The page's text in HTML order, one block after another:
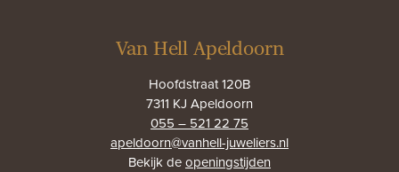
Van Hell Apeldoorn
Hoofdstraat 120B
7311 KJ Apeldoorn
055 – 521 22 75
apeldoorn@vanhell-juweliers.nl
Bekijk deopeningstijden